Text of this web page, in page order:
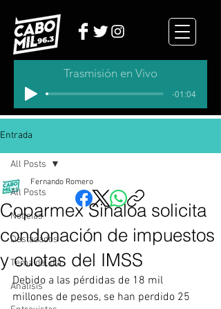
Trasmisión en Vivo
-01:04
Entrada
All Posts
Noticias
Destacados
Tema del dia
Analisis
All Posts
Coparmex Sinaloa solicita
condonación de impuestos
y cuotas del IMSS
Fernando Romero
Debido a las pérdidas de 18 mil
millones de pesos, se han perdido 25